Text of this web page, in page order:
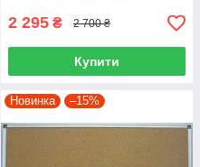
2 295 ₴ 2 700 ₴
Купити
Новинка –15%